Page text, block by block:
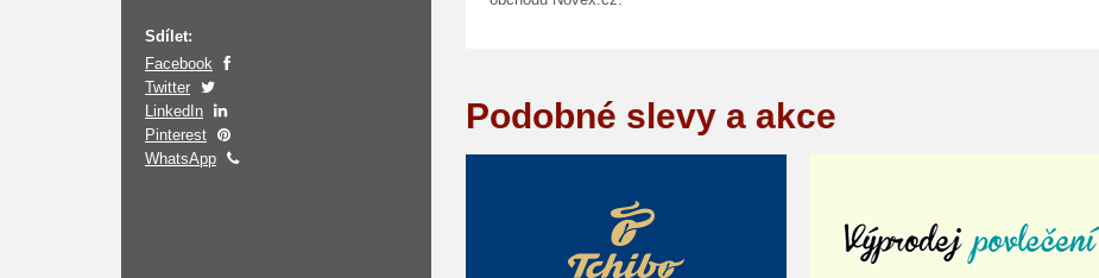
Sdílet:
Facebook
Twitter
LinkedIn
Pinterest
WhatsApp
Podobné slevy a akce